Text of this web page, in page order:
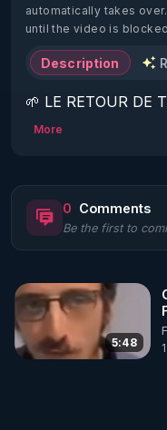
automatically takes
until the video is
Description
🌱 LE RETOUR DE
2022)!
https://www.rgnr.fr/
🌱 LE MAGAZINE
🌱 LA BOUTIQUE
Pour obtenir les
More
0 Comments
Be the first to
5:48